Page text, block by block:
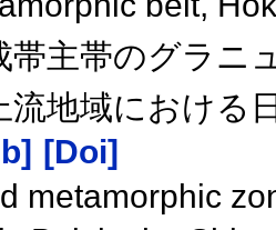
帯主帯のグラニ
流地域における
[Doi]
metamorphic